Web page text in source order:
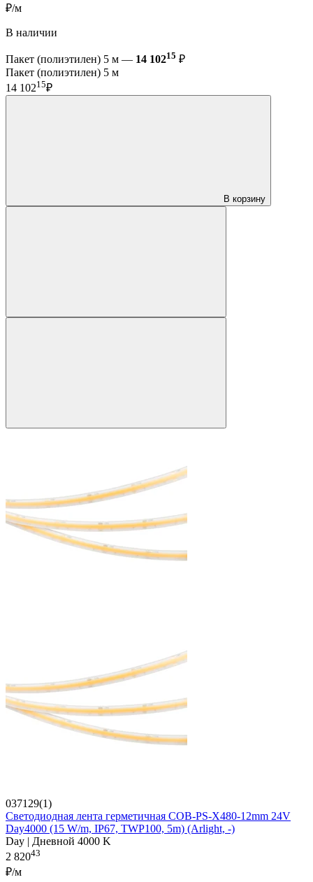
₽/м
В наличии
Пакет (полиэтилен) 5 м — 14 10215 ₽
Пакет (полиэтилен) 5 м
14 10215₽
В корзину
037129(1)
Светодиодная лента герметичная COB-PS-X480-12mm 24V
Day4000 (15 W/m, IP67, TWP100, 5m) (Arlight, -)
Day | Дневной 4000 K
2 82043
₽/м